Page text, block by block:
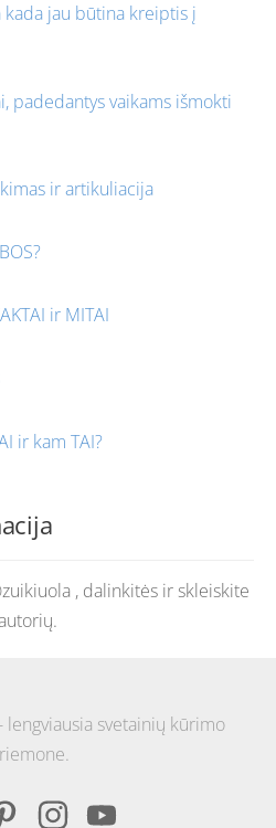
kada jau būtina kreiptis į
padedantys vaikams išmokti
ir artikuliacija
ir MITAI
ir kam TAI?
, dalinkitės ir skleiskite
svetainių kūrimo